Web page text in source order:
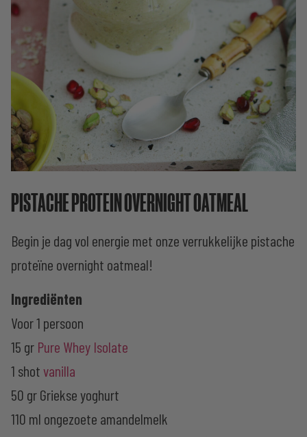
PISTACHE PROTEIN OVERNIGHT OATMEAL
Begin je dag vol energie met onze verrukkelijke pistache
proteïne overnight oatmeal!
Ingrediënten
Voor 1 persoon
15 gr Pure Whey Isolate
1 shotvanilla
50 gr Griekse yoghurt
110 ml ongezoete amandelmelk